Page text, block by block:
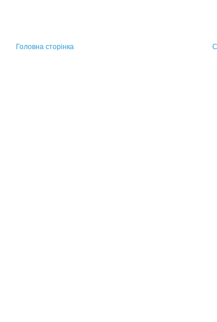
Головна сторінка